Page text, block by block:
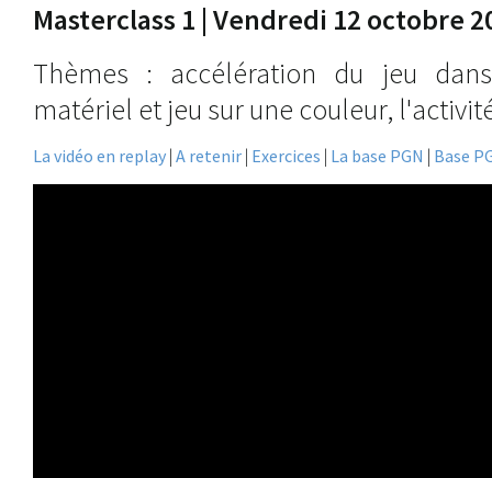
Masterclass 1 | Vendredi 12 octobre
Thèmes : accélération du jeu
matériel et jeu sur une couleur,
La vidéo en replay | A retenir | Exercices | La base PGN | Base